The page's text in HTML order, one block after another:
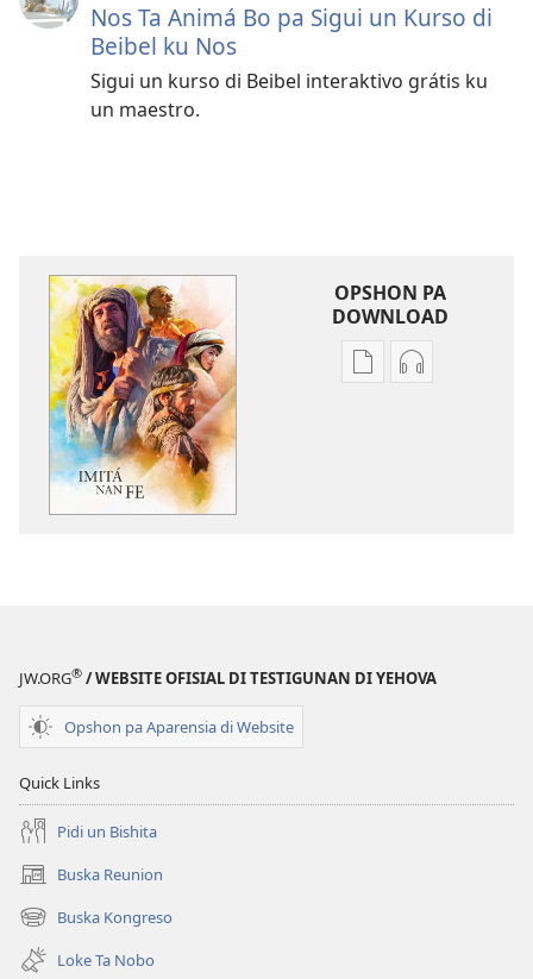
Nos Ta Animá Bo pa Sigui un Kurso di
Beibel ku Nos
Sigui un kurso di Beibel interaktivo grátis ku
un maestro.
OPSHON PA
DOWNLOAD
OpshonOpshon
JW.ORG® / WEBSITE OFISIAL DI TESTIGUNAN DI YEHOVA
Opshon pa Aparensia di Website
Quick Links
Pidi un Bishita
Buska Reunion
(opens
new
window)
Buska Kongreso
(opens
new
window)
Loke Ta Nobo